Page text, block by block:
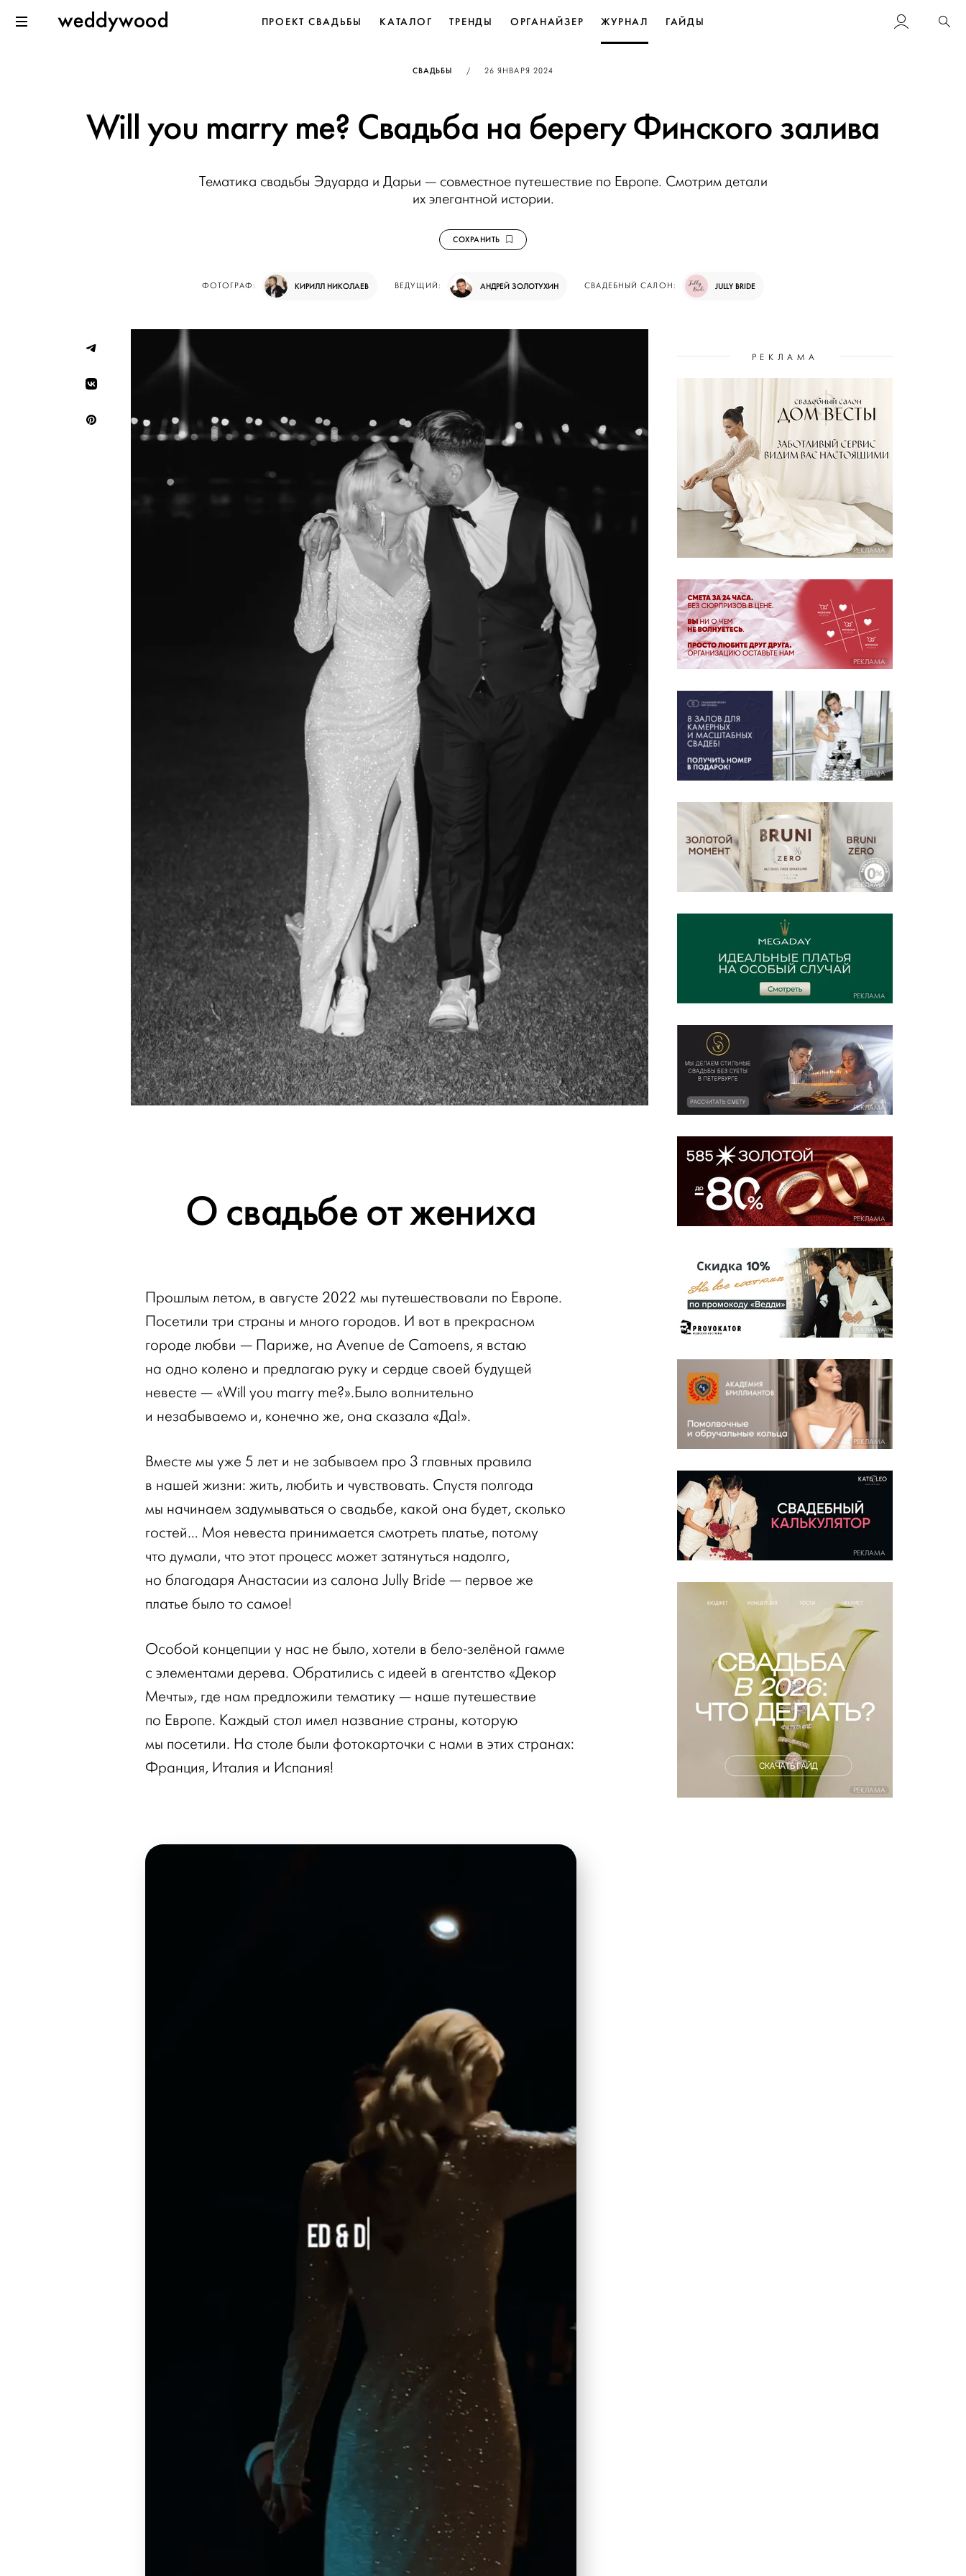
к содержанию
WeddywoodПРОЕКТ СВАДЬБЫ КАТАЛОГ ТРЕНДЫ ОРГАНАЙЗЕР ЖУРНАЛ ГАЙДЫ
СВАДЬБЫ / ОПУБЛИКОВАНО
26 ЯНВАРЯ 2024
Will you marry me? Свадьба на берегу Финского залива
Тематика свадьбы Эдуарда и Дарьи — совместное путешествие по Европе. Смотрим детали
их элегантной истории.
СОХРАНИТЬ
ФОТОГРАФ: КИРИЛЛ НИКОЛАЕВ ВЕДУЩИЙ: АНДРЕЙ ЗОЛОТУХИН СВАДЕБНЫЙ САЛОН: JULLY BRIDE
О свадьбе от жениха
Прошлым летом, в августе 2022 мы путешествовали по Европе.
Посетили три страны и много городов. И вот в прекрасном
городе любви — Париже, на Avenue de Camoens, я встаю
на одно колено и предлагаю руку и сердце своей будущей
невесте — «Will you marry me?».Было волнительно
и незабываемо и, конечно же, она сказала «Да!».
Вместе мы уже 5 лет и не забываем про 3 главных правила
в нашей жизни: жить, любить и чувствовать. Спустя полгода
мы начинаем задумываться о свадьбе, какой она будет, сколько
гостей… Моя невеста принимается смотреть платье, потому
что думали, что этот процесс может затянуться надолго,
но благодаря Анастасии из салона Jully Bride — первое же
платье было то самое!
Особой концепции у нас не было, хотели в бело-зелёной гамме
с элементами дерева. Обратились с идеей в агентство «Декор
Мечты», где нам предложили тематику — наше путешествие
по Европе. Каждый стол имел название страны, которую
мы посетили. На столе были фотокарточки с нами в этих странах:
Франция, Италия и Испания!
РЕКЛАМА
РЕКЛАМА
РЕКЛАМА
РЕКЛАМА
РЕКЛАМА
РЕКЛАМА
РЕКЛАМА
РЕКЛАМА
РЕКЛАМА
РЕКЛАМА
РЕКЛАМА
РЕКЛАМА